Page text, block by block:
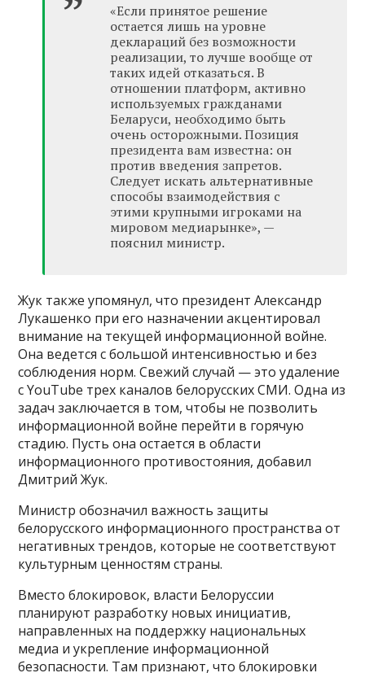
«Если принятое решение
остается лишь на уровне
деклараций без возможности
реализации, то лучше вообще от
таких идей отказаться. В
отношении платформ, активно
используемых гражданами
Беларуси, необходимо быть
очень осторожными. Позиция
президента вам известна: он
против введения запретов.
Следует искать альтернативные
способы взаимодействия с
этими крупными игроками на
мировом медиарынке», —
пояснил министр.
Жук также упомянул, что президент Александр
Лукашенко при его назначении акцентировал
внимание на текущей информационной войне.
Она ведется с большой интенсивностью и без
соблюдения норм. Свежий случай — это удаление
с YouTube трех каналов белорусских СМИ. Одна из
задач заключается в том, чтобы не позволить
информационной войне перейти в горячую
стадию. Пусть она остается в области
информационного противостояния, добавил
Дмитрий Жук.
Министр обозначил важность защиты
белорусского информационного пространства от
негативных трендов, которые не соответствуют
культурным ценностям страны.
Вместо блокировок, власти Белоруссии
планируют разработку новых инициатив,
направленных на поддержку национальных
медиа и укрепление информационной
безопасности. Там признают, что блокировки